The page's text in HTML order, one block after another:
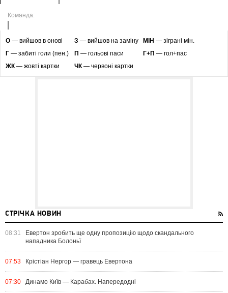
Команда:
O — вийшов в онові З — вийшов на заміну МІН — зіграні мін.
Г — забиті голи (пен.) П — гольові паси Г+П — гол+пас
ЖК— жовті картки ЧК— червоні картки
СТРІЧКА НОВИН
08:31
Евертон зробить ще одну пропозицію щодо скандального
нападника Болоньї
07:53 Крістіан Нергор — гравець Евертона
07:30 Динамо Київ — Карабах. Напередодні